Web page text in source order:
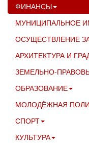
ФИНАНСЫ
МУНИЦИПАЛЬНОЕ
ОСУЩЕСТВЛЕНИЕ
АРХИТЕКТУРА И
ЗЕМЕЛЬНО-
ОБРАЗОВАНИЕ
МОЛОДЁЖНАЯ
СПОРТ
КУЛЬТУРА